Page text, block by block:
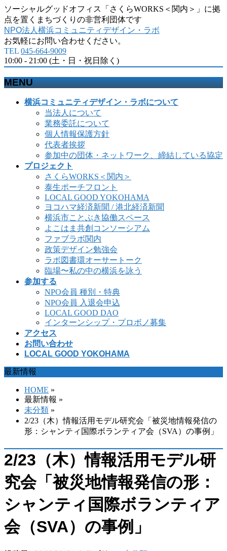
ソーシャルグッドオフィス「さくらWORKS＜関内＞」に拠
点を置くまちづくりの非営利団体です
NPO法人横浜コミュニティデザイン・ラボ
お気軽にお問い合わせください。
TEL 045-664-9009
10:00 - 21:00 (土・日・祝日除く)
MENU
横浜コミュニティデザイン・ラボについて
当法人について
業務委託について
個人情報保護方針
代表者挨拶
参加中の団体・ネットワーク、締結している協定
プロジェクト
さくらWORKS＜関内＞
泰生ポーチフロント
LOCAL GOOD YOKOHAMA
ヨコハマ経済新聞 / 港北経済新聞
横浜市ことぶき協働スペース
よこはま共創コンソーシアム
ファブラボ関内
政策デザイン勉強会
ラボ図書環オーサートーク
臨場〜私の中の横浜を詠う
参加する
NPO会員 種別・特典
NPO会員 入退会申込
LOCAL GOOD DAO
インターンシップ・プロボノ募集
アクセス
お問い合わせ
LOCAL GOOD YOKOHAMA
最新情報
HOME »
最新情報 »
未分類 »
2/23（木）情報活用モデル研究会「被災地情報発信の
形：シャンティ国際ボランティア会（SVA）の事例」
2/23（木）情報活用モデル研
究会「被災地情報発信の形：
シャンティ国際ボランティア
会（SVA）の事例」